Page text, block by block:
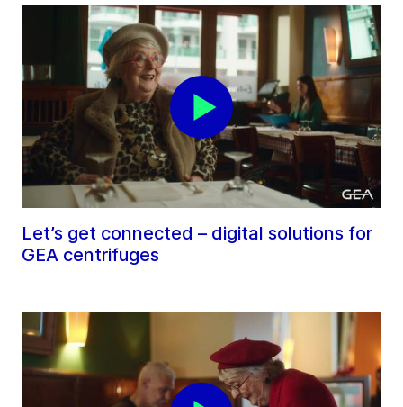
Let’s get connected – digital solutions for
GEA centrifuges